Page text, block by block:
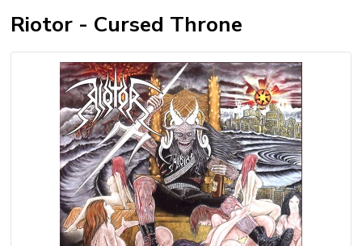
Riotor - Cursed Throne